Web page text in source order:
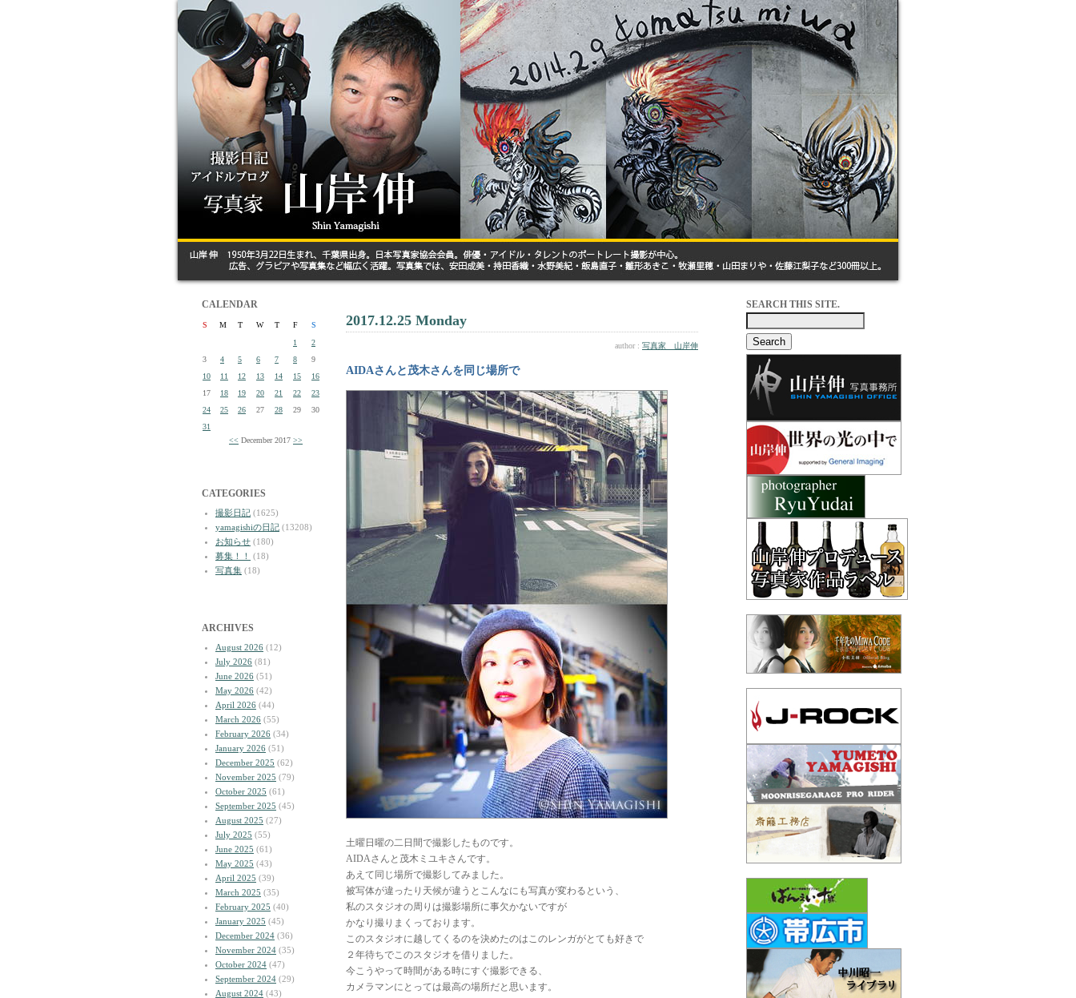
CALENDAR
S M T W T F
S
1
2
3
4 5 6 7 8
9
10
11 12 13 14 15
16
17
18 19 20 21 22
23
24
25 26 27 28 29
30
31
<< December 2017 >>
CATEGORIES
撮影日記 (1625)
yamagishiの日記 (13208)
お知らせ (180)
募集！！
(18)
写真集 (18)
ARCHIVES
August 2026 (12)
July 2026 (81)
June 2026 (51)
May 2026 (42)
April 2026 (44)
March 2026 (55)
February 2026 (34)
January 2026 (51)
December 2025 (62)
November 2025 (79)
October 2025 (61)
September 2025 (45)
August 2025 (27)
July 2025 (55)
June 2025 (61)
May 2025 (43)
April 2025 (39)
March 2025 (35)
February 2025 (40)
January 2025 (45)
December 2024 (36)
November 2024 (35)
October 2024 (47)
September 2024 (29)
August 2024 (43)
2017.12.25 Monday
author : 写真家 山岸伸
AIDAさんと茂木さんを同じ場所で
土曜日曜の二日間で撮影したものです。
AIDAさんと茂木ミユキさんです。
あえて同じ場所で撮影してみました。
被写体が違ったり天候が違うとこんなにも写真が変わるという、
私のスタジオの周りは撮影場所に事欠かないですが
かなり撮りまくっております。
このスタジオに越してくるのを決めたのはこのレンガがとても好きで
２年待ちでこのスタジオを借りました。
今こうやって時間がある時にすぐ撮影できる、
カメラマンにとっては最高の場所だと思います。
SEARCH THIS SITE.